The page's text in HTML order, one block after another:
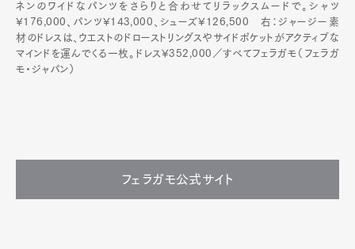
ネンのワイドなパンツをさらりと合わせてリラックスムードで。シャツ
¥176,000、パンツ¥143,000、シューズ¥126,500 右：ジャージー素
材のドレスは、ウエストのドローストリングスやサイドポケットがアクティブな
マインドを運んでくる一枚。ドレス¥352,000／すべてフェラガモ（フェラガ
モ・ジャパン）
フェラガモ公式サイト